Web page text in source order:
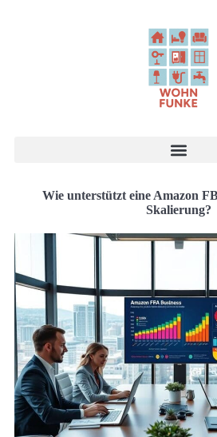
Wie unterstützt eine Amazon
Skalierung?